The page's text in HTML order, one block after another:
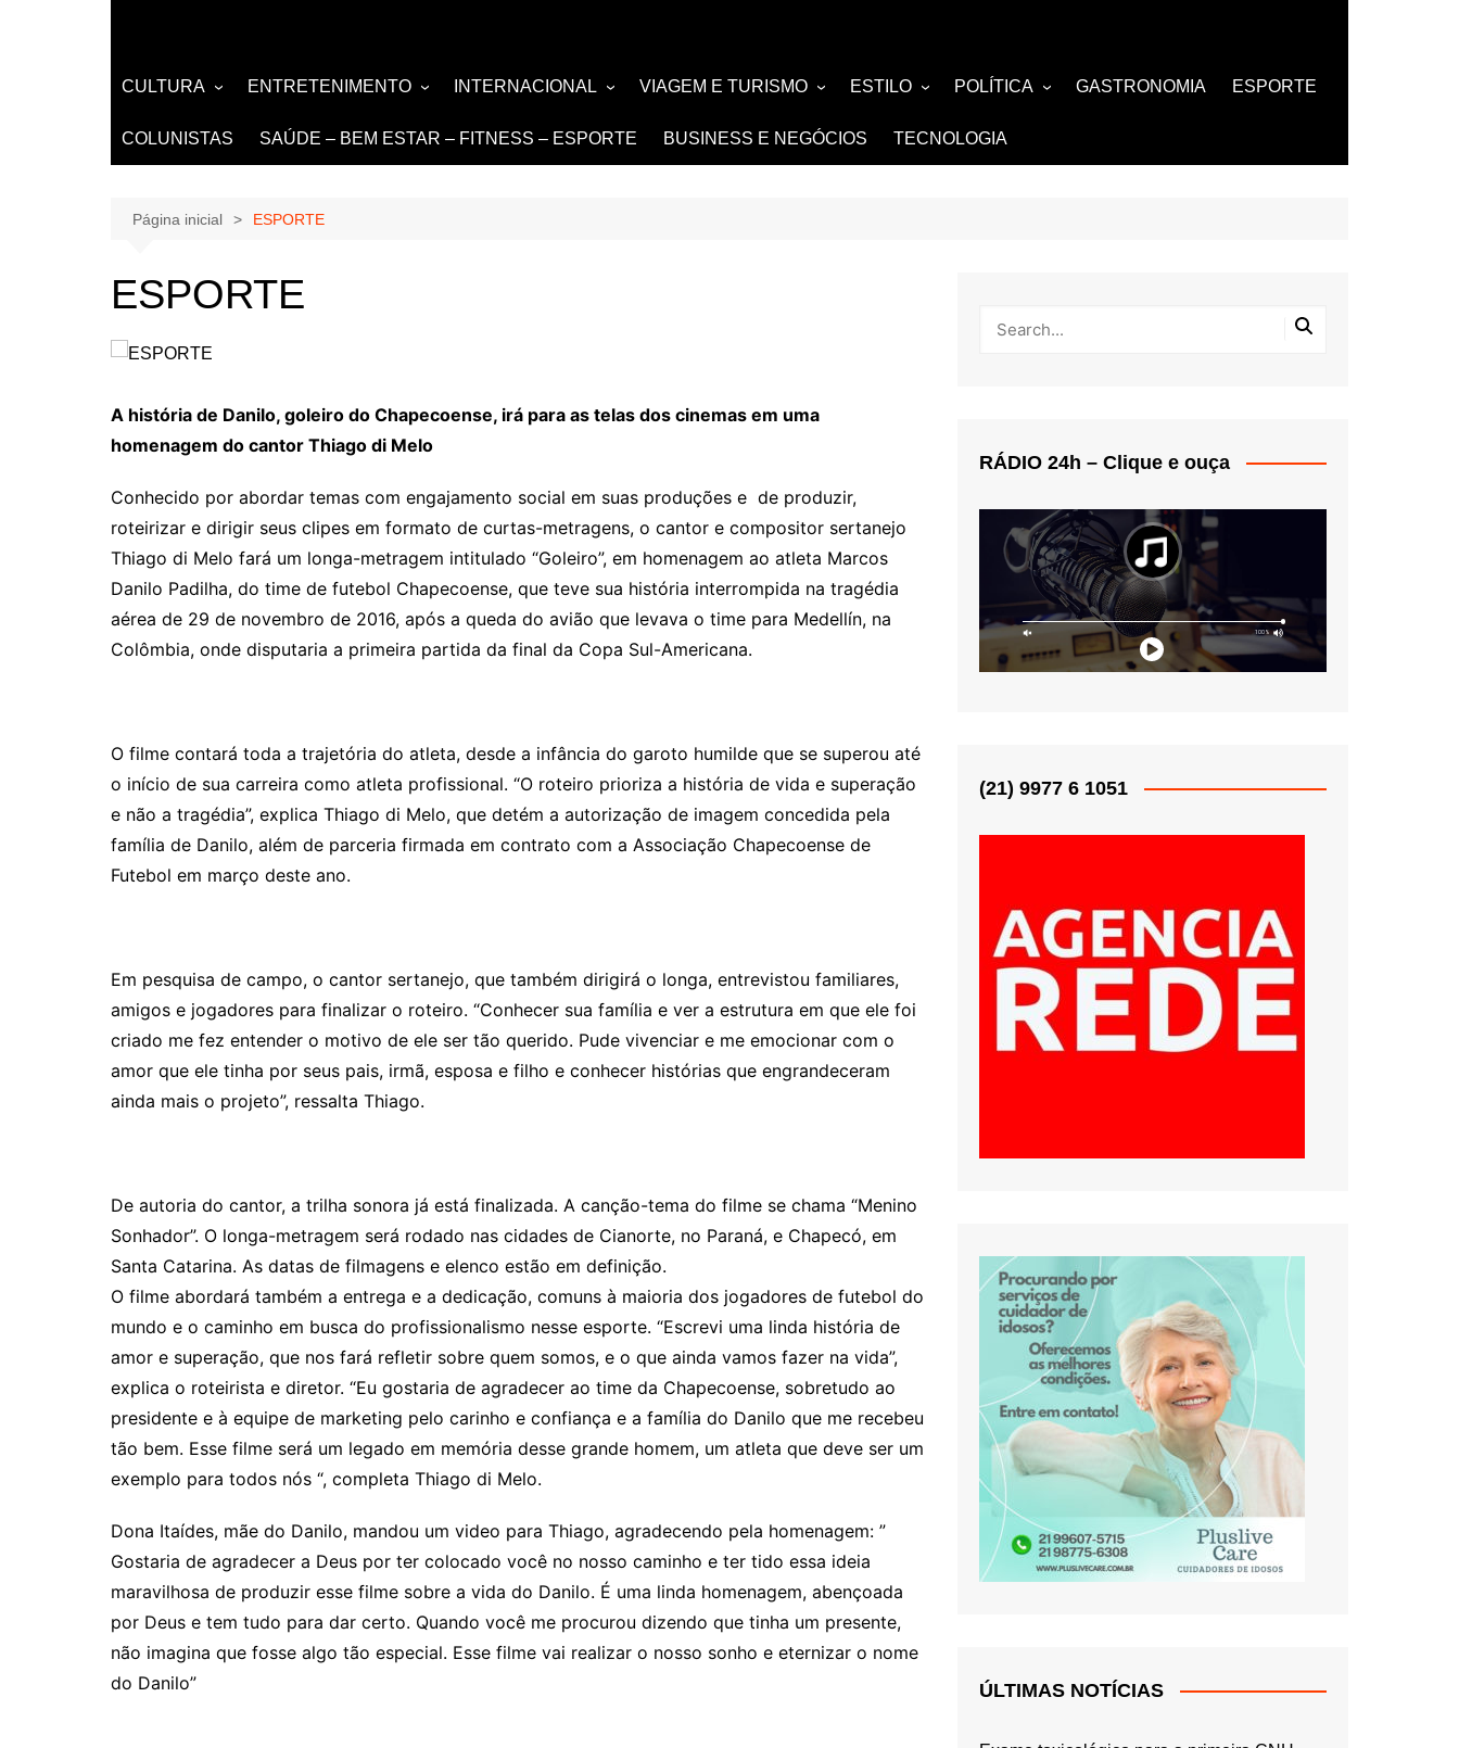
CULTURA
LITERATURA
LIVROS
INTERNET
ENTRETENIMENTO
MÚSICA
EVENTOS E SHOWS
INTERNACIONAL
NOTÍCIA
DESIGN e ARQUITETURA
VIAGEM E TURISMO
TURISMO
ESTILO
MODA E BELEZA
NOIVAS e DEBUTANTES
POLÍTICA
FAMOSOS
GASTRONOMIA ESPORTE
COLUNISTAS SAÚDE – BEM ESTAR – FITNESS – ESPORTE BUSINESS E NEGÓCIOS TECNOLOGIA
Página inicial ESPORTE
ESPORTE
A história de Danilo, goleiro do Chapecoense, irá para as telas dos cinemas em uma
homenagem do cantor Thiago di Melo
Conhecido por abordar temas com engajamento social em suas produções e de produzir,
roteirizar e dirigir seus clipes em formato de curtas-metragens, o cantor e compositor sertanejo
Thiago di Melo fará um longa-metragem intitulado “Goleiro”, em homenagem ao atleta Marcos
Danilo Padilha, do time de futebol Chapecoense, que teve sua história interrompida na tragédia
aérea de 29 de novembro de 2016, após a queda do avião que levava o time para Medellín, na
Colômbia, onde disputaria a primeira partida da final da Copa Sul-Americana.
O filme contará toda a trajetória do atleta, desde a infância do garoto humilde que se superou até
o início de sua carreira como atleta profissional. “O roteiro prioriza a história de vida e superação
e não a tragédia”, explica Thiago di Melo, que detém a autorização de imagem concedida pela
família de Danilo, além de parceria firmada em contrato com a Associação Chapecoense de
Futebol em março deste ano.
Em pesquisa de campo, o cantor sertanejo, que também dirigirá o longa, entrevistou familiares,
amigos e jogadores para finalizar o roteiro. “Conhecer sua família e ver a estrutura em que ele foi
criado me fez entender o motivo de ele ser tão querido. Pude vivenciar e me emocionar com o
amor que ele tinha por seus pais, irmã, esposa e filho e conhecer histórias que engrandeceram
ainda mais o projeto”, ressalta Thiago.
De autoria do cantor, a trilha sonora já está finalizada. A canção-tema do filme se chama “Menino
Sonhador”. O longa-metragem será rodado nas cidades de Cianorte, no Paraná, e Chapecó, em
Santa Catarina. As datas de filmagens e elenco estão em definição.
O filme abordará também a entrega e a dedicação, comuns à maioria dos jogadores de futebol do
mundo e o caminho em busca do profissionalismo nesse esporte. “Escrevi uma linda história de
amor e superação, que nos fará refletir sobre quem somos, e o que ainda vamos fazer na vida”,
explica o roteirista e diretor. “Eu gostaria de agradecer ao time da Chapecoense, sobretudo ao
presidente e à equipe de marketing pelo carinho e confiança e a família do Danilo que me recebeu
tão bem. Esse filme será um legado em memória desse grande homem, um atleta que deve ser um
exemplo para todos nós “, completa Thiago di Melo.
Dona Itaídes, mãe do Danilo, mandou um video para Thiago, agradecendo pela homenagem: ”
Gostaria de agradecer a Deus por ter colocado você no nosso caminho e ter tido essa ideia
maravilhosa de produzir esse filme sobre a vida do Danilo. É uma linda homenagem, abençoada
por Deus e tem tudo para dar certo. Quando você me procurou dizendo que tinha um presente,
não imagina que fosse algo tão especial. Esse filme vai realizar o nosso sonho e eternizar o nome
do Danilo”
RÁDIO 24h – Clique e ouça
(21) 9977 6 1051
ÚLTIMAS NOTÍCIAS